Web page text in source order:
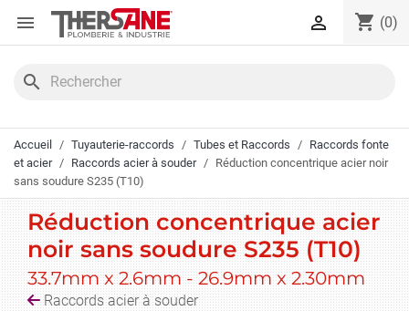
Panneau de gestion des cookies
 shopping_cart (0)

search
Accueil Tuyauterie-raccords Tubes et Raccords
Raccords fonte
et acier
Raccords acier à souder
Réduction concentrique acier noir
sans soudure S235 (T10)
Réduction concentrique acier
noir sans soudure S235 (T10)
33.7mm x 2.6mm - 26.9mm x 2.30mm
Raccords acier à souder